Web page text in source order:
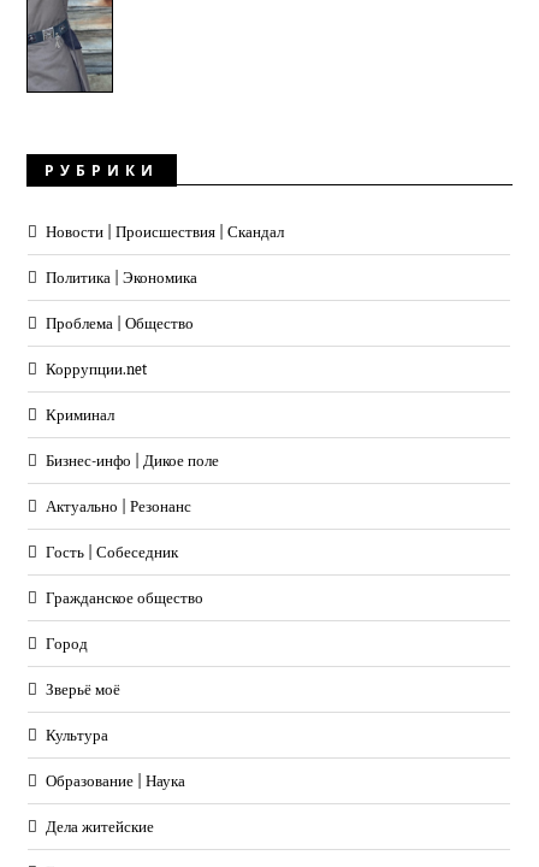
РУБРИКИ
Новости | Происшествия | Скандал
Политика | Экономика
Проблема | Общество
Коррупции.net
Криминал
Бизнес-инфо | Дикое поле
Актуально | Резонанс
Гость | Собеседник
Гражданское общество
Город
Зверьё моё
Культура
Образование | Наука
Дела житейские